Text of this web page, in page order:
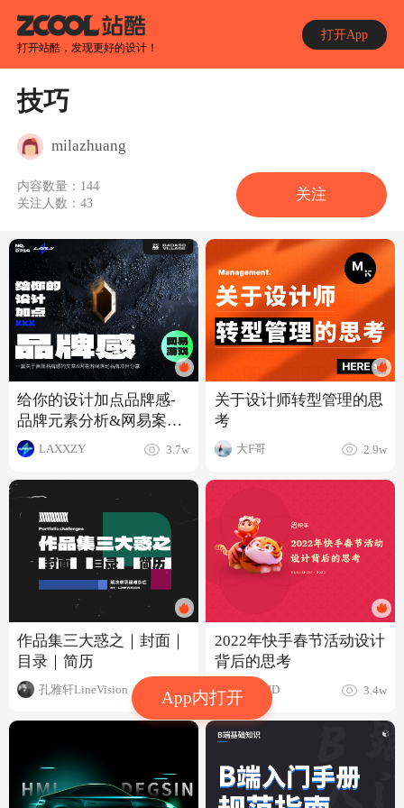
打开站酷，发现更好的设计！
打开App
App内打开
技巧
milazhuang
内容数量： 144
关注人数：43
关注
给你的设计加点品牌感-
品牌元素分析&网易案例
分享LAXXZY 3.7w
作品集三大惑之｜封面｜
目录｜简历
孔雅轩LineVision 7.6w
关于设计师转型管理的思
考
大F哥 2.9w
2022年快手春节活动设计
背后的思考
快手KID 3.4w